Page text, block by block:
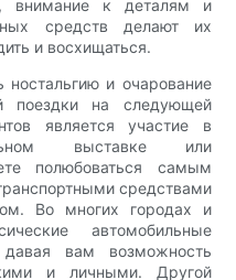
внимание к деталям и
средств делают их
и восхищаться.
и очарование
поездки на следующей
является участие в
выставке или
полюбоваться самым
средствами
Во многих городах и
автомобильные
вам возможность
и личными. Другой